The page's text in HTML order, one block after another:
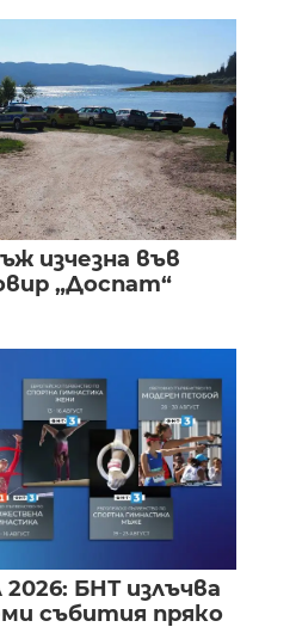
изчезна във
„Доспат“
БНТ излъчва
събития пряко